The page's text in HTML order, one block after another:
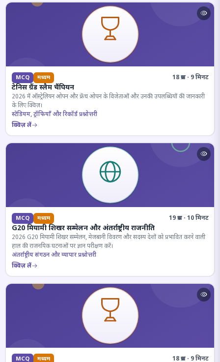
MCQ मध्यम 18 प्रश्न · 9 मिनट
टेनिस ग्रैंड स्लैम चैंपियन
2026 में ऑस्ट्रेलियन ओपन और फ्रेंच ओपन के विजेताओं और उनकी उपलब्धियों की जानकारी
के लिए क्विज़।
स्टेडियम, ट्रॉफियाँ और रिकॉर्ड प्रश्नोत्तरी
क्विज़ लें
MCQ मध्यम 19 प्रश्न · 10 मिनट
G20 मियामी शिखर सम्मेलन और अंतर्राष्ट्रीय राजनीति
2026 G20 मियामी शिखर सम्मेलन, मेजबानी विवरण और सदस्य देशों को प्रभावित करने वाली
हाल की राजनयिक घटनाओं पर ज्ञान परीक्षण करें।
अंतर्राष्ट्रीय संगठन और व्यापार प्रश्नोत्तरी
क्विज़ लें
MCQ मध्यम 18 प्रश्न · 9 मिनट